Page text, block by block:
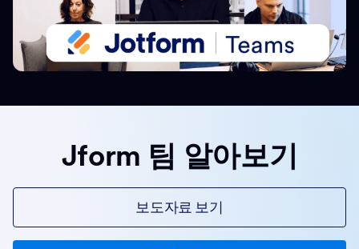
Jform 팀 알아보기
보도자료 보기